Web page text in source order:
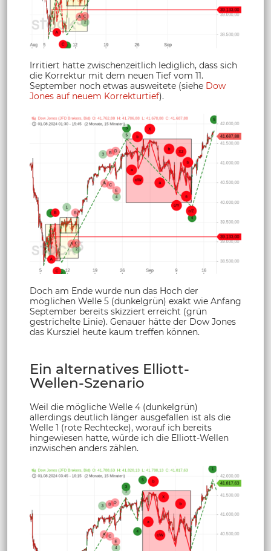
Irritiert hatte zwischenzeitlich lediglich, dass sich
die Korrektur mit dem neuen Tief vom 11.
September noch etwas ausweitete (siehe Dow
Jones auf neuem Korrekturtief).
Doch am Ende wurde nun das Hoch der
möglichen Welle 5 (dunkelgrün) exakt wie Anfang
September bereits skizziert erreicht (grün
gestrichelte Linie). Genauer hätte der Dow Jones
das Kursziel heute kaum treffen können.
Ein alternatives Elliott-
Wellen-Szenario
Weil die mögliche Welle 4 (dunkelgrün)
allerdings deutlich länger ausgefallen ist als die
Welle 1 (rote Rechtecke), worauf ich bereits
hingewiesen hatte, würde ich die Elliott-Wellen
inzwischen anders zählen.